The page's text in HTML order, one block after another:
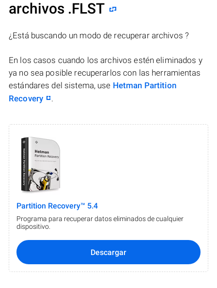
archivos .FLST
¿Está buscando un modo de recuperar archivos ?
En los casos cuando los archivos estén eliminados y
ya no sea posible recuperarlos con las herramientas
estándares del sistema, use Hetman Partition
Recovery
.
Partition Recovery™ 5.4
Programa para recuperar datos eliminados de cualquier
dispositivo.
Descargar